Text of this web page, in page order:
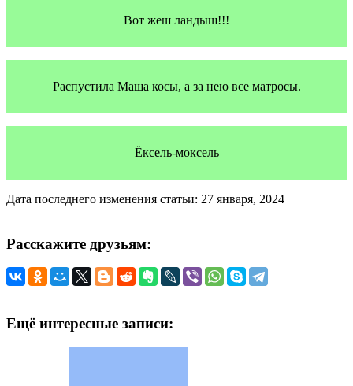
Вот жеш ландыш!!!
Распустила Маша косы, а за нею все матросы.
Ёксель-моксель
Дата последнего изменения статьи: 27 января, 2024
Расскажите друзьям:
Ещё интересные записи: